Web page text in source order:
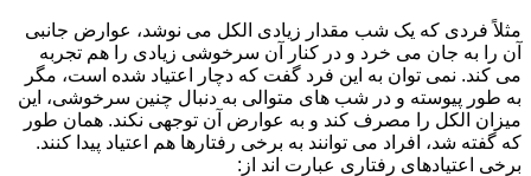
مثلاً فردی که یک شب مقدار زیادی الکل می نوشد، عوارض جانبی
آن را به جان می خرد و در کنار آن سرخوشی زیادی را هم تجربه
می کند. نمی توان به این فرد گفت که دچار اعتیاد شده است، مگر
به طور پیوسته و در شب های متوالی به دنبال چنین سرخوشی، این
میزان الکل را مصرف کند و به عوارض آن توجهی نکند. همان طور
که گفته شد، افراد می توانند به برخی رفتارها هم اعتیاد پیدا کنند.
برخی اعتیادهای رفتاری عبارت اند از: